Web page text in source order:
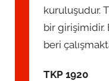
kuruluşudur.
bir girişimidir.
beri
TKP 1920